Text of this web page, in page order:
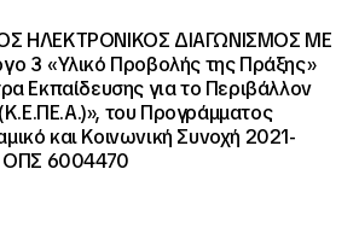
ΗΛΕΚΤΡΟΝΙΚΟΣ ΔΙΑΓΩΝΙΣΜΟΣ ΜΕ
3 «Υλικό Προβολής της Πράξης»
Εκπαίδευσης για το Περιβάλλον
του Προγράμματος
και Κοινωνική Συνοχή 2021-
ΟΠΣ 6004470